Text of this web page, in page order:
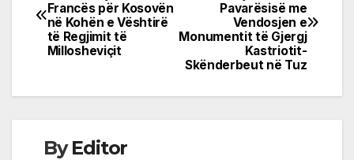
navigation
Pavarësisë me
Vendosjen e
Monumentit të Gjergj
Kastriotit-
Skënderbeut në Tuz
Francës për Kosovën
në Kohën e Vështirë
të Regjimit të
Millosheviçit
ByEditor